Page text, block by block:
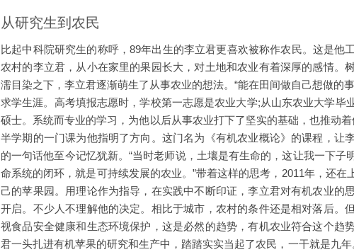
从研究生到农民
比起中科院研究生的称呼，89年出生的李立君更喜欢被称作农民。这是他
农村的李立君，从小在家里的果园长大，对土地和农业有着深厚的感情。
濡目染之下，李立君逐渐萌生了从事农业的想法。“能在田间做自己想做的
求学生涯。高考填报志愿时，学校第一志愿是农业大学;从山东农业大学毕
硕士。系统而专业的学习，为他以后从事农业打下了坚实的基础，也推动
半学期的一门课为他指明了方向。这门名为《有机农业概论》的课程，让
的一句话他至今记忆犹新。“当时老师说，土壤是有生命的，这让我一下
命系统的闭环，就是可持续发展的农业。”带着这样的思考，2011年，还
己的苹果园。用理论作为指导，在实践中不断印证，李立君对有机农业的
开启。不少人不理解他的决定。相比于城市，农村的条件还是相对落后。
视食品安全健康和生态环境保护，这是必然的趋势，有机农业符合这个趋
君一头扎进有机苹果的研究和生产中，踏踏实实当起了农民，一干就是九